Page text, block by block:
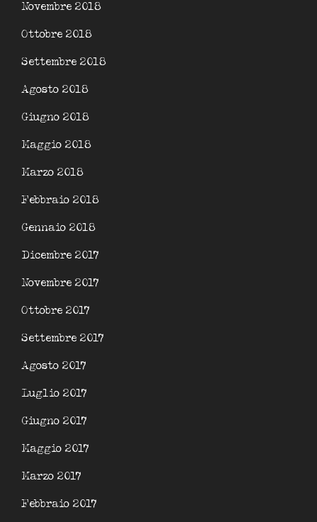
Novembre 2018
Ottobre 2018
Settembre 2018
Agosto 2018
Giugno 2018
Maggio 2018
Marzo 2018
Febbraio 2018
Gennaio 2018
Dicembre 2017
Novembre 2017
Ottobre 2017
Settembre 2017
Agosto 2017
Luglio 2017
Giugno 2017
Maggio 2017
Marzo 2017
Febbraio 2017